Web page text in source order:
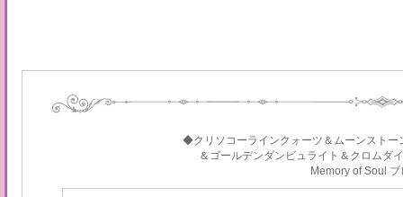
◆クリソコーラインクォーツ＆ムーンストー
＆ゴールデンダンビュライト＆クロムダ
Memory of Soul